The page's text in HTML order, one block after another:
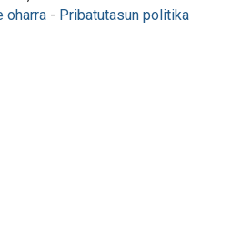
oharra- Pribatutasun politika